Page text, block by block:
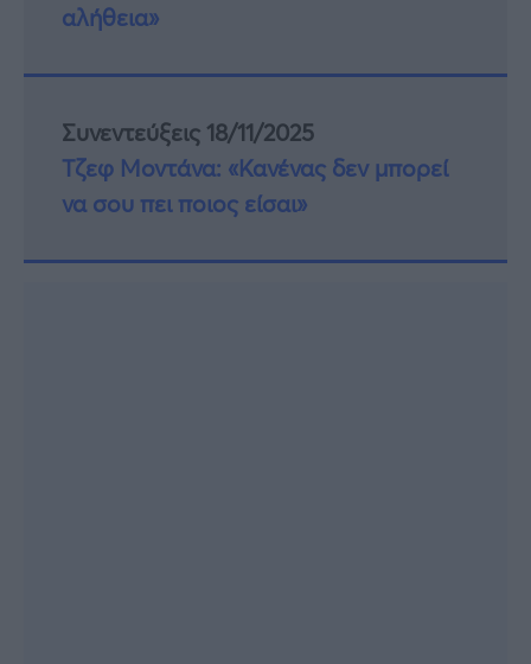
αλήθεια»
Συνεντεύξεις 18/11/2025
Τζεφ Μοντάνα: «Κανένας δεν μπορεί
να σου πει ποιος είσαι»